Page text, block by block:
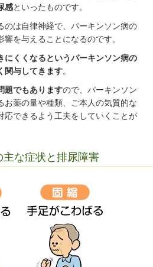
感といったものです。
のは自律神経で、パーキンソン病の
を与えることになるのです。
にくくなるというパーキンソン病の
関与してきます。
題でもありますので、パーキンソン
お薬の量や種類、ご本人の気質的な
応できるよう工夫をしていくことが
な症状と排尿障害